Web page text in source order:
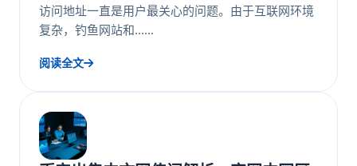
访问地址一直是用户最关心的问题。由于互联网环境
复杂，钓鱼网站和……
阅读全文